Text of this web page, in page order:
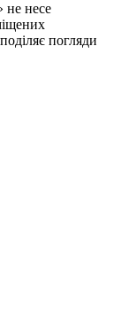
не несе
погляди